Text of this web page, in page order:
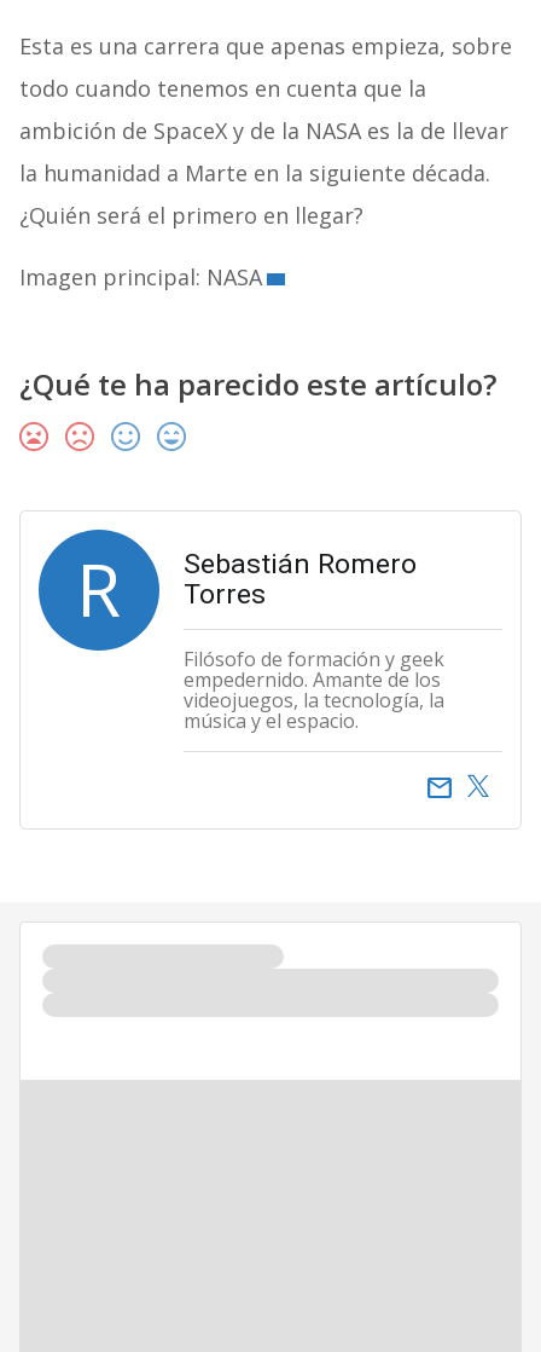
Esta es una carrera que apenas empieza, sobre
todo cuando tenemos en cuenta que la
ambición de SpaceX y de la NASA es la de llevar
la humanidad a Marte en la siguiente década.
¿Quién será el primero en llegar?
Imagen principal: NASA
¿Qué te ha parecido este artículo?
R
Sebastián Romero
Torres
Filósofo de formación y geek
empedernido. Amante de los
videojuegos, la tecnología, la
música y el espacio.
email